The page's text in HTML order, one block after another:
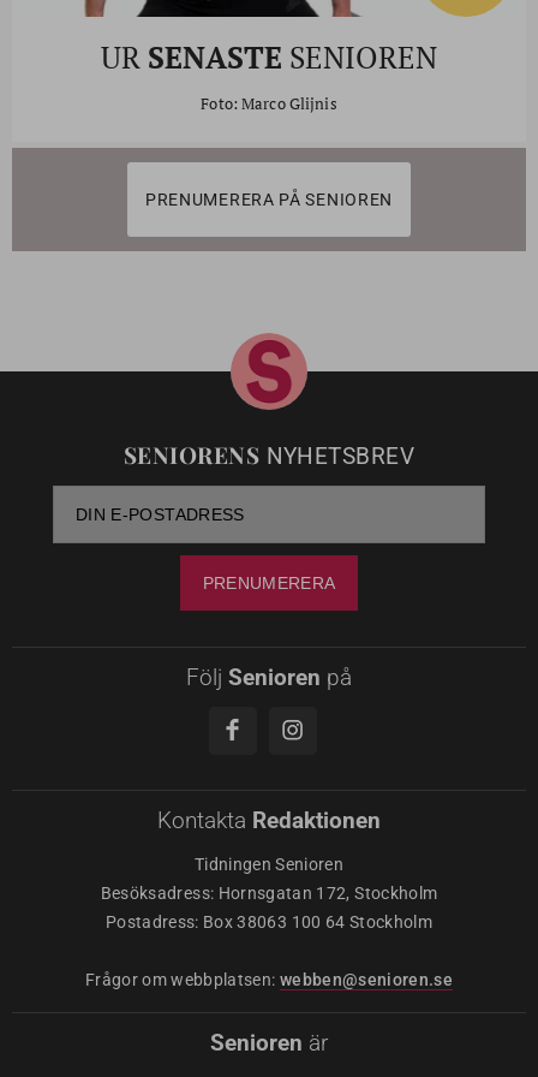
UR SENASTE SENIOREN
Foto: Marco Glijnis
PRENUMERERA PÅ SENIOREN
SENIORENS NYHETSBREV
Följ Senioren på
Kontakta Redaktionen
Tidningen Senioren
Besöksadress: Hornsgatan 172, Stockholm
Postadress: Box 38063 100 64 Stockholm
Frågor om webbplatsen: webben@senioren.se
Senioren är